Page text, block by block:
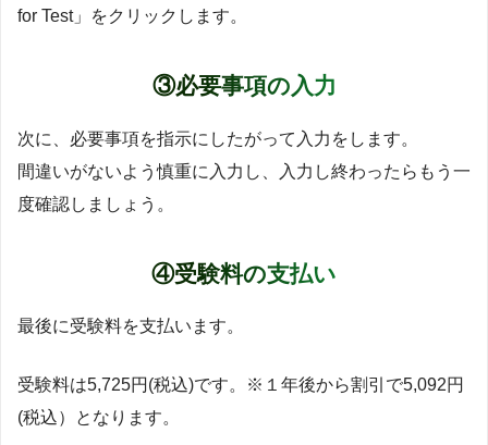
for Test」をクリックします。
③必要事項の入力
次に、必要事項を指示にしたがって入力をします。
間違いがないよう慎重に入力し、入力し終わったらもう一
度確認しましょう。
④受験料の支払い
最後に受験料を支払います。
受験料は5,725円(税込)です。※１年後から割引で5,092円
(税込）となります。